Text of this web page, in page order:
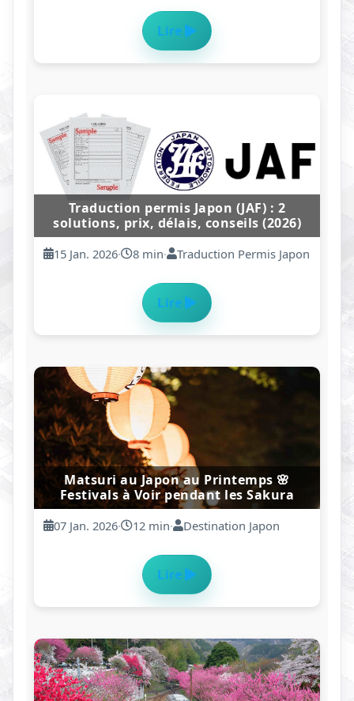
Lire
Okinawa : Le Guide Ultime pour
Découvrir l’Archipel Tropical du Japon
(2026)
29 Dec. 2025· 13 min· Rédaction Anton
Lire
Malade ou Blessé au Japon : Guide
Complet ?
28 Dec. 2025· 8 min· Rédaction Anton
Lire